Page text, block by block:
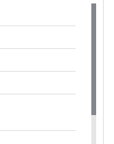
Общий вес
купить